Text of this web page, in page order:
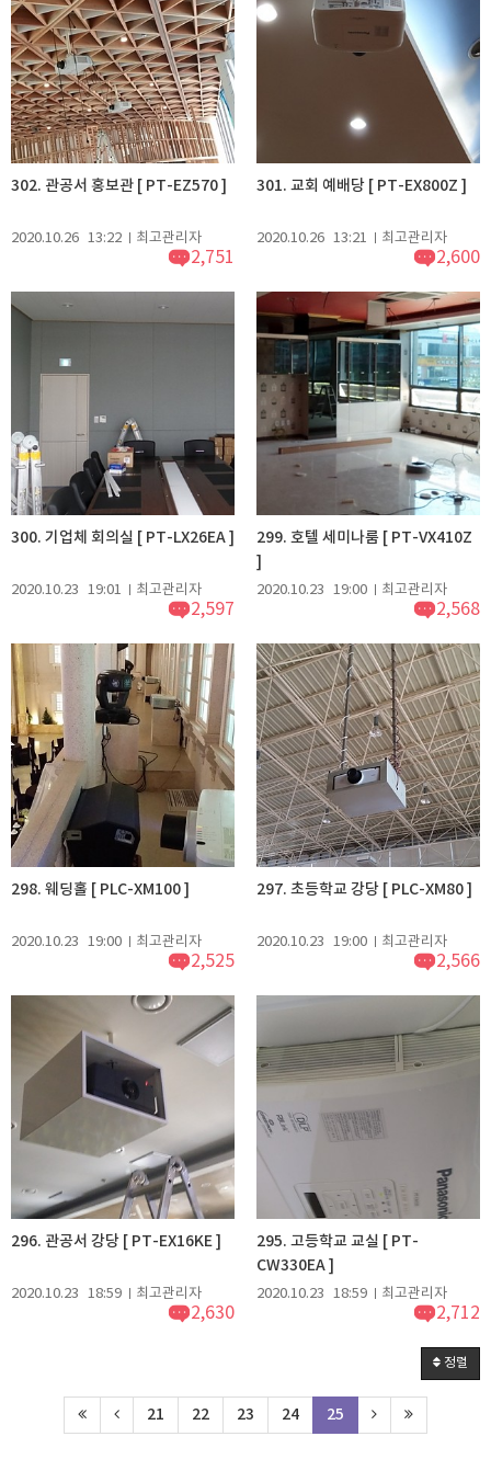
302. 관공서 홍보관 [ PT-EZ570 ]
2020.10.26 13:22 최고관리자
2,751
301. 교회 예배당 [ PT-EX800Z ]
2020.10.26 13:21 최고관리자
2,600
300. 기업체 회의실 [ PT-LX26EA ]
2020.10.23 19:01 최고관리자
2,597
299. 호텔 세미나룸 [ PT-VX410Z
]
2020.10.23 19:00 최고관리자
2,568
298. 웨딩홀 [ PLC-XM100 ]
2020.10.23 19:00 최고관리자
2,525
297. 초등학교 강당 [ PLC-XM80 ]
2020.10.23 19:00 최고관리자
2,566
296. 관공서 강당 [ PT-EX16KE ]
2020.10.23 18:59 최고관리자
2,630
295. 고등학교 교실 [ PT-
CW330EA ]
2020.10.23 18:59 최고관리자
2,712
정렬
21 22 23 24 25